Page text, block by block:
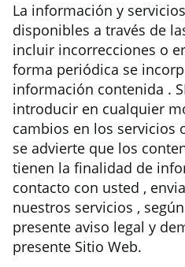
La información y
disponibles a través de
incluir incorrecciones o
forma periódica se
información contenida .
introducir en cualquier
cambios en los servicios
se advierte que los
tienen la finalidad de
contacto con usted ,
nuestros servicios ,
presente aviso legal y
presente Sitio Web.